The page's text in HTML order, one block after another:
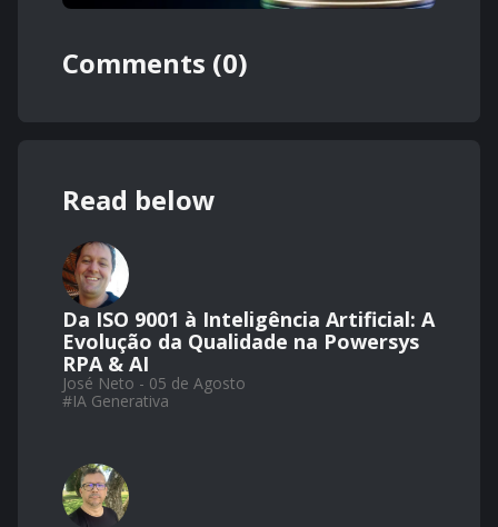
Comments (0)
Read below
Da ISO 9001 à Inteligência Artificial: A
Evolução da Qualidade na Powersys
RPA & AI
José Neto - 05 de Agosto
#IA Generativa